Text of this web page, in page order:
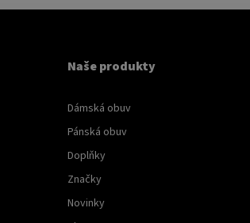
Naše produkty
Dámská obuv
Pánská obuv
Doplňky
Značky
Novinky